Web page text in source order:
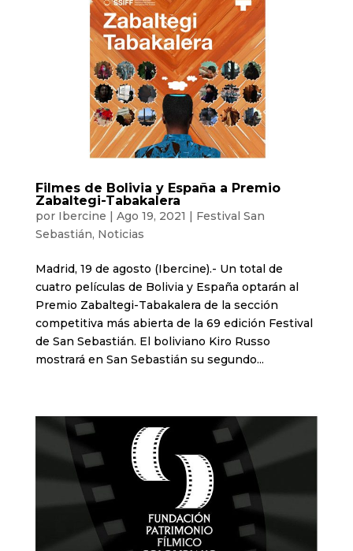
Filmes de Bolivia y España a Premio
Zabaltegi-Tabakalera
por Ibercine | Ago 19, 2021 | Festival San
Sebastián, Noticias
Madrid, 19 de agosto (Ibercine).- Un total de
cuatro películas de Bolivia y España optarán al
Premio Zabaltegi-Tabakalera de la sección
competitiva más abierta de la 69 edición Festival
de San Sebastián. El boliviano Kiro Russo
mostrará en San Sebastián su segundo...